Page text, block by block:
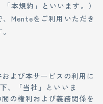
本規約」といいます。）
Menteをご利用いただき
よび本サービスの利用に
、「当社」といいま
の権利および義務関係を